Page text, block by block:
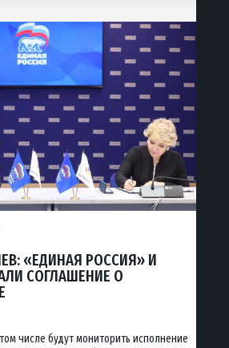
«ЕДИНАЯ РОССИЯ» И
СОГЛАШЕНИЕ О
числе будут мониторить исполнение